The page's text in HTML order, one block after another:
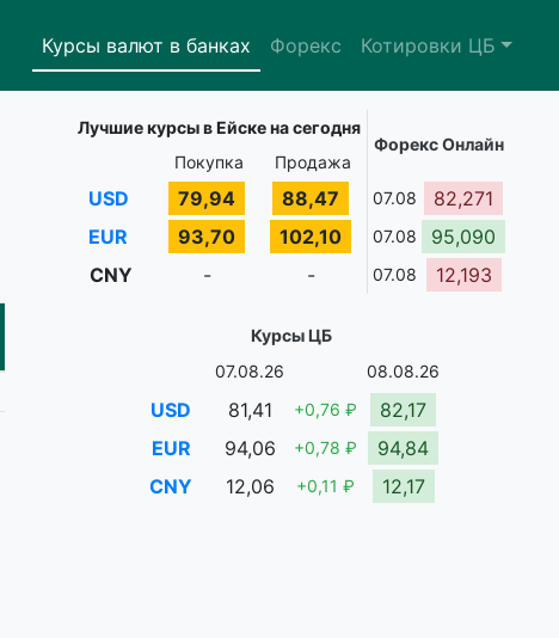
Курсы валют в банках Форекс Котировки ЦБ
Лучшие курсы в Ейске на сегодня
Форекс Онлайн
Покупка
Продажа
USD 79,94 88,47 07.08
82,271
EUR
93,70 102,10 07.08
95,090
CNY
- - 07.08 12,193
Курсы ЦБ
07.08.26
08.08.26
USD 81,41 +0,76 ₽
82,17
EUR
94,06 +0,78 ₽
94,84
CNY
12,06 +0,11 ₽ 12,17